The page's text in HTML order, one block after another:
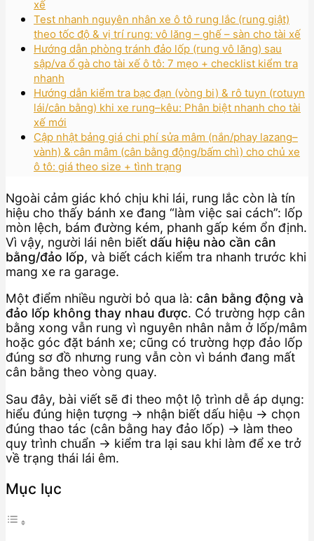
xế
Test nhanh nguyên nhân xe ô tô rung lắc (rung giật)
theo tốc độ & vị trí rung: vô lăng – ghế – sàn cho tài xế
Hướng dẫn phòng tránh đảo lốp (rung vô lăng) sau
sập/va ổ gà cho tài xế ô tô: 7 mẹo + checklist kiểm tra
nhanh
Hướng dẫn kiểm tra bạc đạn (vòng bi) & rô tuyn (rotuyn
lái/cân bằng) khi xe rung–kêu: Phân biệt nhanh cho tài
xế mới
Cập nhật bảng giá chi phí sửa mâm (nắn/phay lazang–
vành) & cân mâm (cân bằng động/bấm chì) cho chủ xe
ô tô: giá theo size + tình trạng
Ngoài cảm giác khó chịu khi lái, rung lắc còn là tín
hiệu cho thấy bánh xe đang “làm việc sai cách”: lốp
mòn lệch, bám đường kém, phanh gấp kém ổn định.
Vì vậy, người lái nên biết dấu hiệu nào cần cân
bằng/đảo lốp, và biết cách kiểm tra nhanh trước khi
mang xe ra garage.
Một điểm nhiều người bỏ qua là: cân bằng động và
đảo lốp không thay nhau được. Có trường hợp cân
bằng xong vẫn rung vì nguyên nhân nằm ở lốp/mâm
hoặc góc đặt bánh xe; cũng có trường hợp đảo lốp
đúng sơ đồ nhưng rung vẫn còn vì bánh đang mất
cân bằng theo vòng quay.
Sau đây, bài viết sẽ đi theo một lộ trình dễ áp dụng:
hiểu đúng hiện tượng → nhận biết dấu hiệu → chọn
đúng thao tác (cân bằng hay đảo lốp) → làm theo
quy trình chuẩn → kiểm tra lại sau khi làm để xe trở
về trạng thái lái êm.
Mục lục